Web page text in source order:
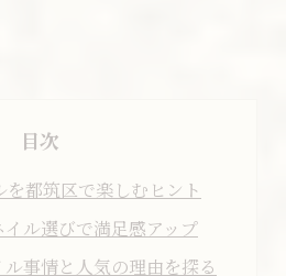
目次
を都筑区で楽しむヒント
イル選びで満足感アップ
事情と人気の理由を探る